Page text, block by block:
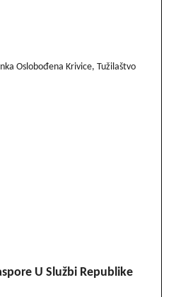
Oslobođena Krivice, Tužilaštvo
U Službi Republike